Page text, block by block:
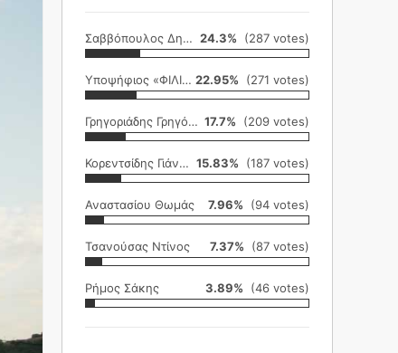
Σαββόπουλος Δημήτρης 24.3% (287 votes)
Υποψήφιος «ΦΙΛΙΚΗ ΕΤΑΙΡΕΙΑ» 22.95% (271 votes)
Γρηγοριάδης Γρηγόρης 17.7% (209 votes)
Κορεντσίδης Γιάννης 15.83% (187 votes)
Αναστασίου Θωμάς 7.96% (94 votes)
Τσανούσας Ντίνος 7.37% (87 votes)
Ρήμος Σάκης 3.89% (46 votes)